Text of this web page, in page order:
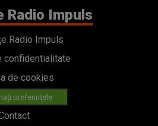
Radio Impuls
Radio Impuls
confidentialitate
de cookies
preferințele